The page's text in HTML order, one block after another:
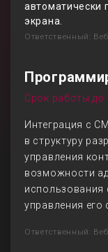
автоматически
экрана.
Ответственный:
Срок работы до
Интеграция с
в структуру
управления
возможности
использования
управления
Ответственный: